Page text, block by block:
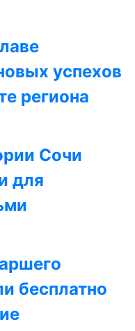
успехов
региона
Сочи
для
бесплатно